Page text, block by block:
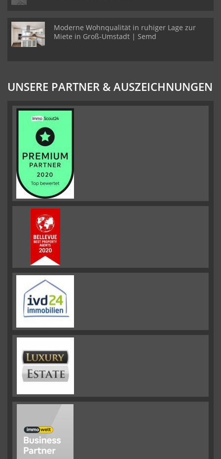
Moderne Wohnqualität in ruhiger Lage zur
Miete in Groß-Umstadt | Semd
UNSERE PARTNER & AUSZEICHNUNGEN